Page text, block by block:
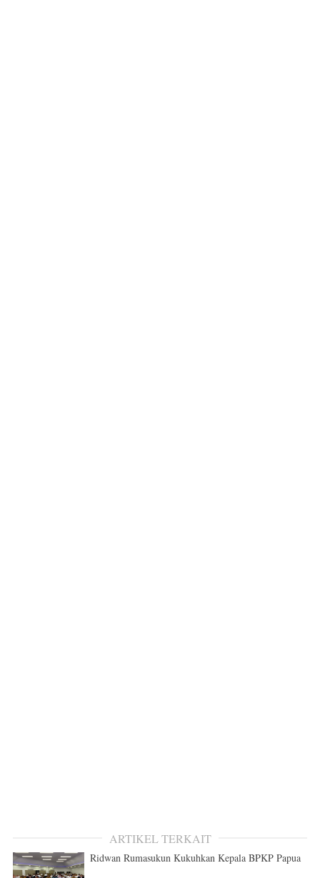
ARTIKEL TERKAIT
Ridwan Rumasukun Kukuhkan Kepala BPKP Papua